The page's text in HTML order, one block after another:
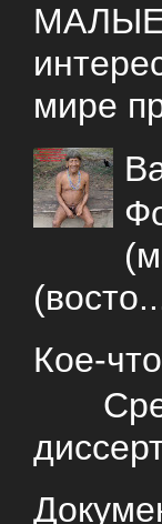
МАЛЫЕ
мире
Кое-